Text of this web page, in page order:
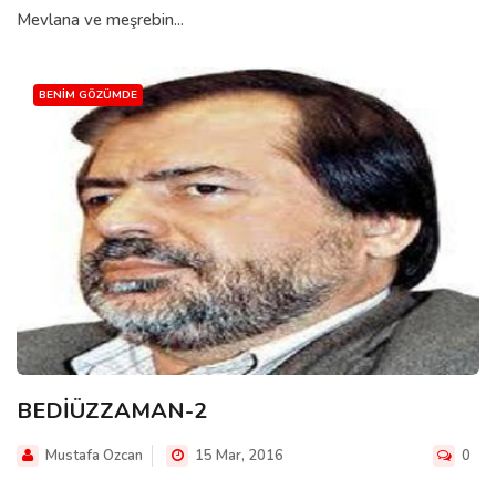
Mevlana ve meşrebin...
BENIM GÖZÜMDE
BEDİÜZZAMAN-2
Mustafa Ozcan 15 Mar, 2016 0